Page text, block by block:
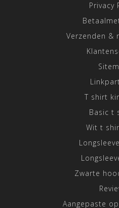
Privacy
Verzenden &
T shirt
Basic t
Wit t
Zwarte
Aangepaste